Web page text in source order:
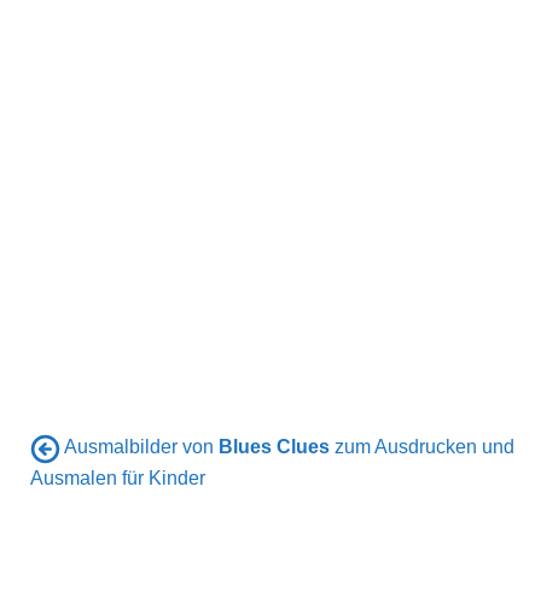
Ausmalbilder von Blues Clues zum Ausdrucken und
Ausmalen für Kinder